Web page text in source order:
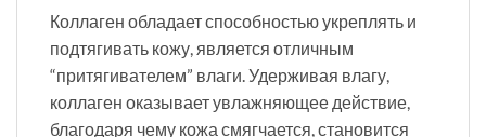
Коллаген обладает способностью укреплять и
подтягивать кожу, является отличным
“притягивателем” влаги. Удерживая влагу,
коллаген оказывает увлажняющее действие,
благодаря чему кожа смягчается, становится